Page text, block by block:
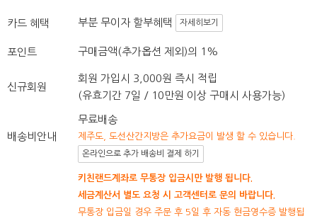
카드 혜택 부분 무이자 할부혜택 자세히보기
포인트 구매금액(추가옵션 제외)의 1%
신규회원
회원 가입시 3,000원 즉시 적립
(유효기간 7일 / 10만원 이상 구매시 사용가능)
배송비안내
무료배송
제주도, 도선산간지방은 추가요금이 발생 할 수 있습니다.
온라인으로 추가 배송비 결제 하기
키친랜드계좌로 무통장 입금시만 발행 됩니다.
세금계산서 별도 요청 시 고객센터로 문의 바랍니다.
무통장 입금일 경우 주문 후 5일 후 자동 현금영수증 발행됩